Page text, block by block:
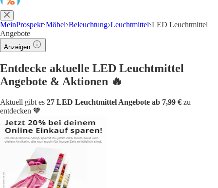
MeinProspekt Möbel Beleuchtung Leuchtmittel LED Leuchtmittel
Angebote
Anzeigen
Entdecke aktuelle LED Leuchtmittel
Angebote & Aktionen 🔥
Aktuell gibt es 27 LED Leuchtmittel Angebote ab 7,99 € zu
entdecken 🧡